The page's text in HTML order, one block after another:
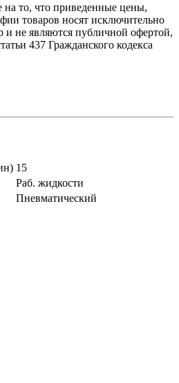
то, что приведенные цены,
товаров носят исключительно
и не являются публичной офертой,
437 Гражданского кодекса
15
Раб. жидкости
Пневматический